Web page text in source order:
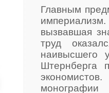
Главным
вызвавшая
труд
наивысшего
Штернберга
монографии